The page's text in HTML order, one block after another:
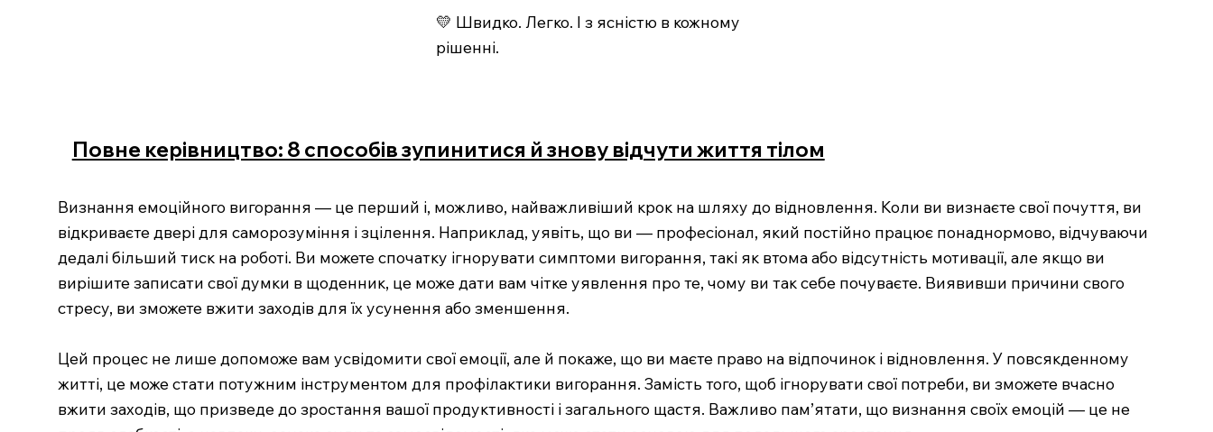
💛 Швидко. Легко. І з ясністю в кожному
рішенні.
Повне керівництво: 8 способів зупинитися й знову відчути життя тілом
Визнання емоційного вигорання — це перший і, можливо, найважливіший крок на шляху до відновлення. Коли ви визнаєте свої почуття, ви
відкриваєте двері для саморозуміння і зцілення. Наприклад, уявіть, що ви — професіонал, який постійно працює понаднормово, відчуваючи
дедалі більший тиск на роботі. Ви можете спочатку ігнорувати симптоми вигорання, такі як втома або відсутність мотивації, але якщо ви
вирішите записати свої думки в щоденник, це може дати вам чітке уявлення про те, чому ви так себе почуваєте. Виявивши причини свого
стресу, ви зможете вжити заходів для їх усунення або зменшення.
Цей процес не лише допоможе вам усвідомити свої емоції, але й покаже, що ви маєте право на відпочинок і відновлення. У повсякденному
житті, це може стати потужним інструментом для профілактики вигорання. Замість того, щоб ігнорувати свої потреби, ви зможете вчасно
вжити заходів, що призведе до зростання вашої продуктивності і загального щастя. Важливо пам’ятати, що визнання своїх емоцій — це не